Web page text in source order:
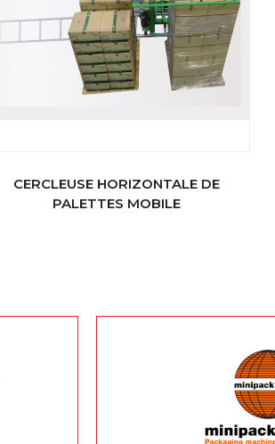
CERCLEUSE HORIZONTALE DE
PALETTES MOBILE